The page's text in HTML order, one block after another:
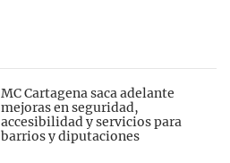
MC Cartagena saca adelante
mejoras en seguridad,
accesibilidad y servicios para
barrios y diputaciones